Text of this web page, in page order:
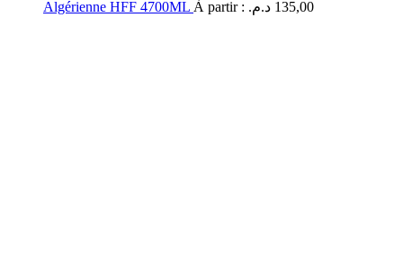
Algérienne HFF 4700ML À partir : 135,00 د.م.